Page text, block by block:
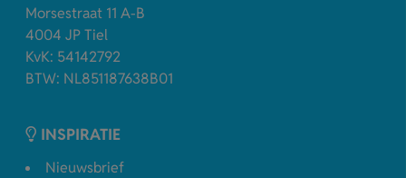
Morsestraat 11 A-B
4004 JP Tiel
KvK: 54142792
BTW: NL851187638B01
INSPIRATIE
Nieuwsbrief